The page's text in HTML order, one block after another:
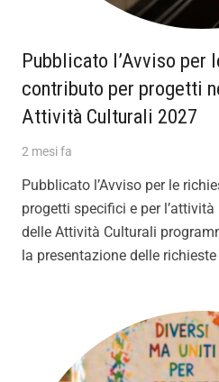
Pubblicato l’Avviso per
contributo per progetti
Attività Culturali 2027
2 mesi fa
Pubblicato l’Avviso per le
progetti specifici e per
delle Attività Culturali
la presentazione delle